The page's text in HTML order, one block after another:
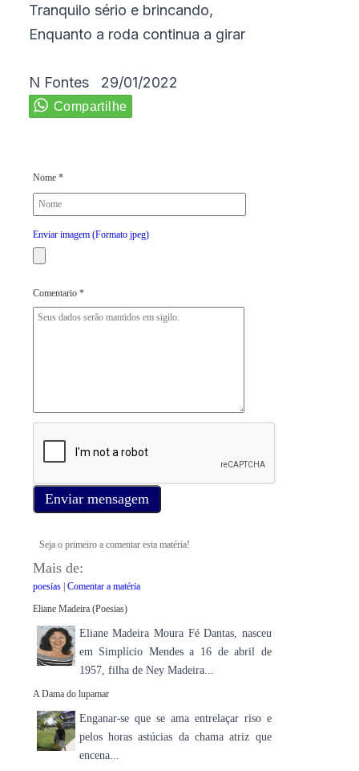
Tranquilo sério e brincando,
Enquanto a roda continua a girar
N Fontes 29/01/2022
Nome *
Enviar imagem (Formato jpeg)
Comentario *
Enviar mensagem
Seja o primeiro a comentar esta matéria!
Mais de:
poesias| Comentar a matéria
Eliane Madeira (Poesias)
Eliane Madeira Moura Fé Dantas, nasceu
em Simplício Mendes a 16 de abril de
1957, filha de Ney Madeira...
A Dama do lupamar
Enganar-se que se ama entrelaçar riso e
pelos horas astúcias da chama atriz que
encena...